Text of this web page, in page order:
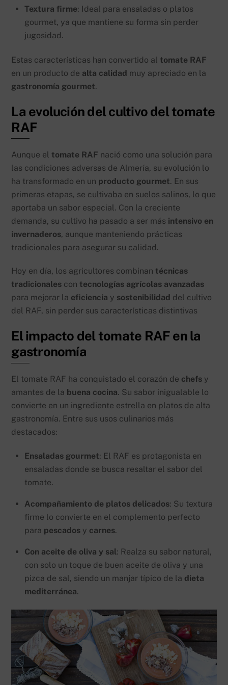
Textura firme: Ideal para ensaladas o platos
gourmet, ya que mantiene su forma sin perder
jugosidad.
Estas características han convertido altomate RAF
en un producto de alta calidad muy apreciado en la
gastronomía gourmet.
La evolución del cultivo del tomate
RAF
Aunque eltomate RAF nació como una solución para
las condiciones adversas de Almería, su evolución lo
ha transformado en un producto gourmet. En sus
primeras etapas, se cultivaba en suelos salinos, lo que
aportaba un sabor especial. Con la creciente
demanda, su cultivo ha pasado a ser más intensivo en
invernaderos, aunque manteniendo prácticas
tradicionales para asegurar su calidad.
Hoy en día, los agricultores combinantécnicas
tradicionales contecnologías agrícolas avanzadas
para mejorar la eficiencia y sostenibilidad del cultivo
del RAF, sin perder sus características distintivas
El impacto del tomate RAF en la
gastronomía
El tomate RAF ha conquistado el corazón de chefs y
amantes de la buena cocina. Su sabor inigualable lo
convierte en un ingrediente estrella en platos de alta
gastronomía. Entre sus usos culinarios más
destacados:
Ensaladas gourmet: El RAF es protagonista en
ensaladas donde se busca resaltar el sabor del
tomate.
Acompañamiento de platos delicados: Su textura
firme lo convierte en el complemento perfecto
para pescados y carnes.
Con aceite de oliva y sal: Realza su sabor natural,
con solo un toque de buen aceite de oliva y una
pizca de sal, siendo un manjar típico de la dieta
mediterránea.